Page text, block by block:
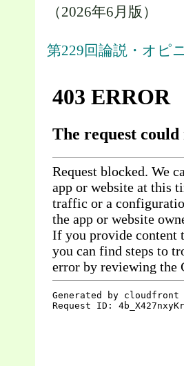
（2026年6月版）
第229回論説・オピ